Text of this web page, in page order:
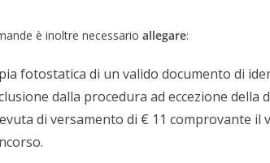
è inoltre necessario allegare:
fotostatica di un valido documento di
dalla procedura ad eccezione
di versamento di € 11 comprovante il